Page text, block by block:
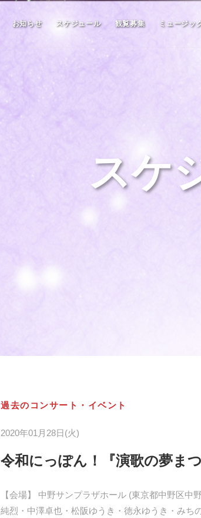
お知らせ スケジュール 観覧募集 ミュージッ
スケ
過去のコンサート・イベント
2020年01月28日(火)
令和にっぽん！『演歌の夢ま
【会場】 中野サンプラザホール (東京都中野区中
純烈・中澤卓也・松阪ゆうき・徳永ゆうき・みち